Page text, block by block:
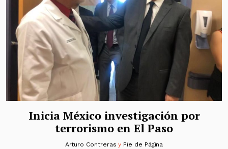
Inicia México investigación por
terrorismo en El Paso
Arturo Contreras y Pie de Página